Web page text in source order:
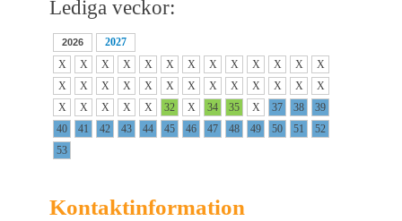
Lediga veckor:
2026
2027
X
X X X X X X X X X X X
X
X
X X X X X X X X X X X
X
X
X X X X 32 X 34 35 X 37 38
39
40
41 42 43 44 45 46 47 48 49 50 51
52
53
Kontaktinformation